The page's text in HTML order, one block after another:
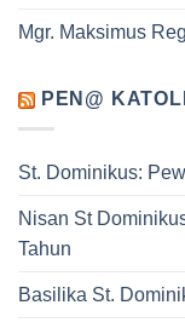
Mgr. Maksimus
PEN@
St. Dominikus:
Nisan St
Tahun
Basilika St.